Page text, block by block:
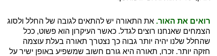
רואים את האור. את התאורה יש להתאים לגובה של החלל ולסוג
הצמחים שאנחנו רוצים לגדל. כאשר העיקרון הוא פשוט, ככל
שהחלל שלנו יהיה יותר גבוה כך נצטרך תאורה בעלת עוצמה
חזקה יותר. זכרו, תאורה היא גורם חשוב שמשפיע באופן ישיר על